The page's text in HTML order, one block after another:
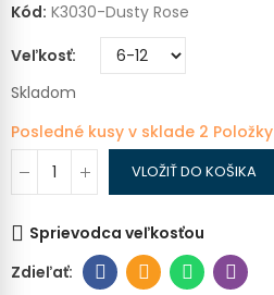
Kód: K3030-Dusty Rose
Veľkosť
Skladom
Posledné kusy v sklade 2 Položky
VLOŽIŤ DO KOŠIKA
Sprievodca veľkosťou